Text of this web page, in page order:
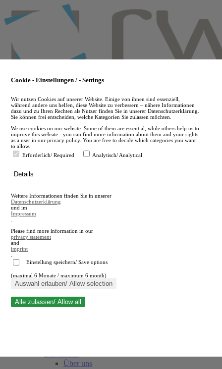
to
main
en
A
A
Suche schließen
Über uns
Cookie - Einstellungen / - Settings
Wir nutzen Cookies auf unserer Website. Einige von ihnen sind essenziell,
während andere uns helfen, diese Website zu verbessern – nähere Informationen
dazu und zu Ihren Rechten als Nutzer finden Sie in unserer Datenschutzerklärung.
Sie können frei entscheiden, welche Kategorien Sie zulassen möchten.
We use cookies on our website. Some of them are essential, while others help us to
improve this website - you can find more information about them and your rights
as a user in our privacy policy. You are free to decide which categories you want
to allow.
Erforderlich/ Required
Analytisch/ Analytical
Details
Weitere Informationen finden Sie in unserer
Datenschutzerklärung
und im
Impressum
Please find more information in our
privacy statement
and
imprint
Einstellung speichern/ Save options
(maximal 6 Monate / maximum 6 month)
Auswahl erlauben/ Allow selection
Alle zulassen/ Allow all